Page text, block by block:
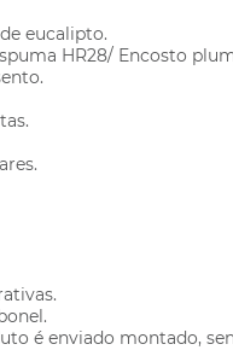
eucalipto.
HR28/ Encosto
é enviado montado,